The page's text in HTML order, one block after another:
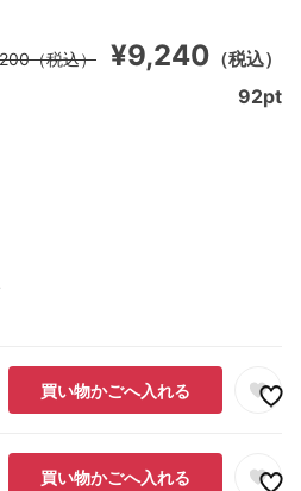
¥9,240 （税込）
（税込）
買い物かごへ入れる
買い物かごへ入れる
92pt